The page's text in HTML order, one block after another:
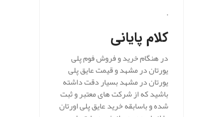
.
کلام پایانی
در هنگام خرید و فروش فوم پلی
یورتان در مشهد و قیمت عایق پلی
یورتان در مشهد بسیار دقت داشته
باشید که از شرکت های معتبر و ثبت
شده و باسابقه خرید عایق پلی اورتان